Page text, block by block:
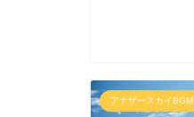
アナザースカイBGM